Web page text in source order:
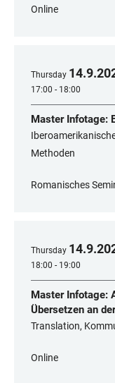
Online
Thursday 14.9.
17:00 - 18:00
Master Infotage:
Methoden
Romanisches
Thursday 14.9.
18:00 - 19:00
Master Infotage:
Übersetzen an
Translation,
Online